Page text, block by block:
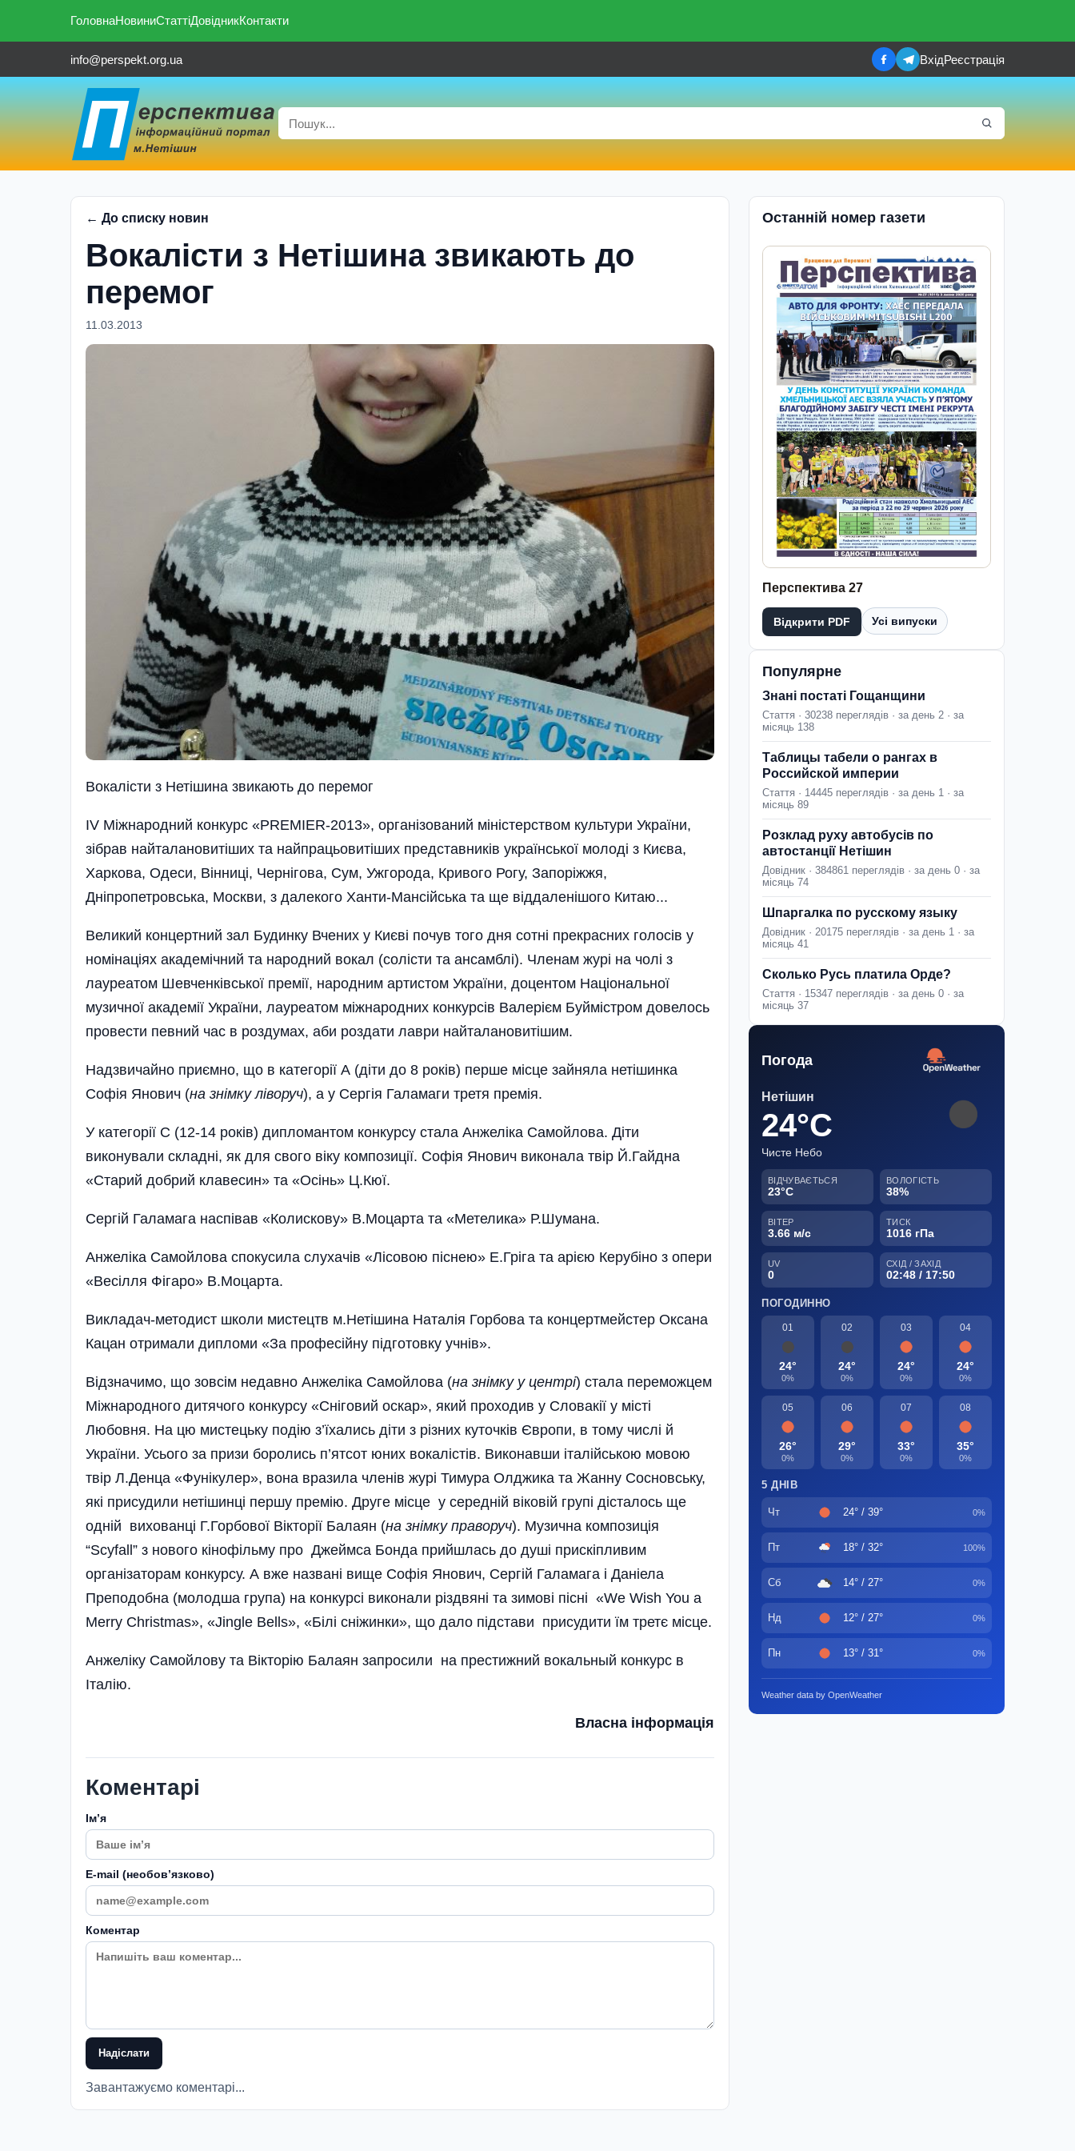
ГоловнаНовиниСтаттіДовідникКонтакти
info@perspekt.org.ua ВхідРеєстрація
← До списку новин
Вокалiсти з Нетiшина звикають до
перемог
11.03.2013
Вокалiсти з Нетiшина звикають до перемог
IV Міжнародний конкурс «PREMIER-2013», організований міністерством культури України,
зібрав найталановитіших та найпрацьовитіших представників української молоді з Києва,
Харкова, Одеси, Вінниці, Чернігова, Сум, Ужгорода, Кривого Рогу, Запоріжжя,
Дніпропетровська, Москви, з далекого Ханти-Ман­сійська та ще віддаленішого Китаю...
Великий концертний зал Будинку Вчених у Києві почув того дня сотні прекрасних голосів у
номінаціях академічний та народний вокал (солісти­ та ансамблі). Членам журі на чолі з
лауреатом Шевченківської премії, народним ар­тистом України, доцент­ом Національної
музичної академії України, лауреатом міжна­род­них конкурсів Вале­рі­єм­ Буй­містром довелось
провести певний час в роздумах, аби роздати лаври найталанови­тішим.
Надзвичайно приємно, що в категорії А (діти до 8 років) перше міс­це зайняла нетішинка
Софія Янович (на знімку ліворуч), а у Сергія Галамаги третя премія.
У категорії С (12-14 років) дипломантом конкурсу стала Анжеліка Самойлова. Діти
виконували складні, як для свого віку композиції. Софія Янович виконала твір Й.Гайдна
«Старий добрий клавесин» та «Осінь» Ц.Кюї.
Сергій Галамага наспівав «Колискову» В.Моцарта та «Метелика» Р.Шумана.
Анжеліка Самойлова спокусила слухачів «Лі­совою піс­нею» Е.Гріга та арією Керубіно з опери
«Весілля Фігаро» В.Моцарта.
Викладач-ме­тодист школи мистецтв м.Нетішина Наталія Горбова та концертмейстер Оксана
Кацан отримали дипломи «За професійну підготовку учнів».
Відзначимо, що зовсім недавно Анжеліка Самойлова (на знімку у центрі) стала переможцем
Міжнародного дитячого конкурсу «Сніговий оскар», який проходив у Словакії у місті
Любовня. На цю мистецьку подію з’їха­лись ді­ти з різних куточків Єв­ро­пи, в тому числі й
України. Усього за призи боролись п’ятсот юних вокалістів. Виконавши італі­йською мовою
твір Л.Денца «Фунікулер», вона вразила членів журі Тимура Ол­джика та Жанну Соснов­ську,
які присудили неті­шинці першу премію. Друге місце у середній віковій групі дісталось ще
одній вихова­нці Г.Горбової Вік­торії Балаян (на знімку праворуч). Музична ком­позиція
“Scyfall” з нового кінофільму про Джеймса Бонда прий­шлась до душі прискіп­ливим
організаторам конкурсу. А вже названі вище Софія Янович, Сергій Галамага і Даніела
Преподобна (молодша група) на конкурсі виконали різдвяні та зимові пісні «We Wish You a
Merry Christmas», «Jingle Bells», «Білі сніжинки», що дало підстави присудити їм третє місце.
Анжеліку Самойлову та Вікторію Балаян запросили на престижний вокальный конкурс в
Італію.
Власна інформація
Коментарі
Імʼя
E-mail (необовʼязково)
Коментар
Надіслати
Завантажуємо коментарі...
Останній номер газети
Перспектива 27
Відкрити PDF Усі випуски
Популярне
Знані постаті Гощанщини
Стаття · 30238 переглядів · за день 2 · за
місяць 138
Таблицы табели о рангах в
Российской империи
Стаття · 14445 переглядів · за день 1 · за
місяць 89
Розклад руху автобусів по
автостанції Нетішин
Довідник · 384861 переглядів · за день 0 · за
місяць 74
Шпаргалка по русскому языку
Довідник · 20175 переглядів · за день 1 · за
місяць 41
Сколько Русь платила Орде?
Стаття · 15347 переглядів · за день 0 · за
місяць 37
Погода
Нетішин
24°C
Чисте Небо
ВІДЧУВАЄТЬСЯ
23°C
ВОЛОГІСТЬ
38%
ВІТЕР
3.66 м/с
ТИСК
1016 гПа
UV
0
СХІД / ЗАХІД
02:48 / 17:50
ПОГОДИННО
01
24°
0%
02
24°
0%
03
24°
0%
04
24°
0%
05
26°
0%
06
29°
0%
07
33°
0%
08
35°
0%
5 ДНІВ
Чт 24° / 39° 0%
Пт 18° / 32° 100%
Сб 14° / 27° 0%
Нд 12° / 27° 0%
Пн 13° / 31° 0%
Weather data by OpenWeather